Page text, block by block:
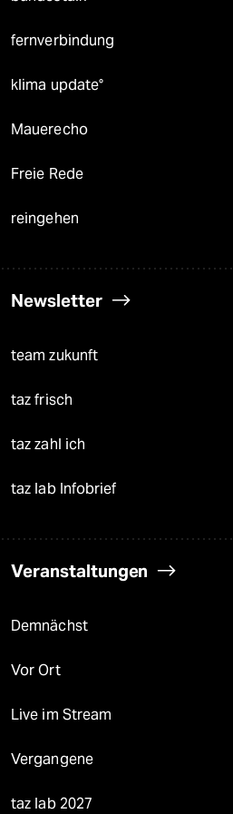
fernverbindung
klima update°
Mauerecho
Freie Rede
reingehen
Newsletter
team zukunft
taz frisch
taz zahl ich
taz lab Infobrief
Veranstaltungen
Demnächst
Vor Ort
Live im Stream
Vergangene
taz lab 2027